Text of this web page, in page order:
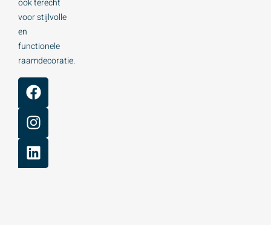
ook terecht
voor stijlvolle
en
functionele
raamdecoratie.